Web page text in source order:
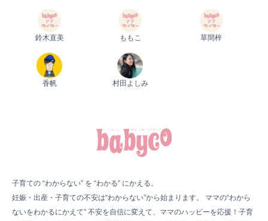
鈴木直美 ももこ 草間梓
香帆 村田よしみ
子育ての “わからない” を “わかる” にかえる。
妊娠・出産・子育ての不安は“わからない”から始まります。 ママの“わから
ないをわかるにかえて” 不安を自信に変えて、ママのハッピーを応援！子育